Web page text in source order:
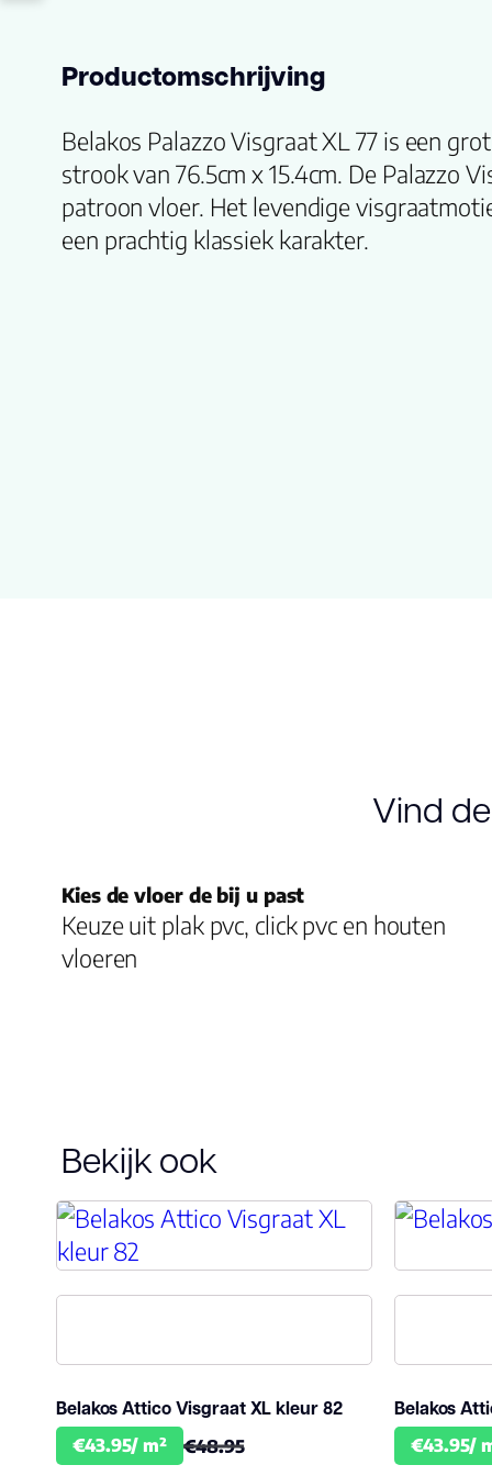
Productomschrijving
Belakos Palazzo Visgraat XL 77 is een
strook van 76.5cm x 15.4cm. De Palazzo
patroon vloer. Het levendige
een prachtig klassiek karakter.
Vind
Kies de vloer de bij u past
Keuze uit plak pvc, click pvc en houten
vloeren
Bekijk ook
Belakos Attico Visgraat XL kleur 82
€43.95/ m² €48.95
Belakos
€43.95/